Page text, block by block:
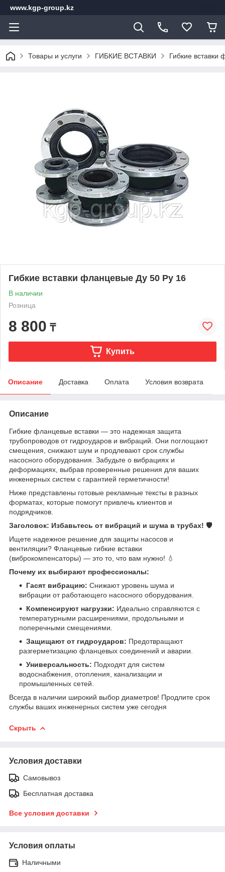
www.kgp-group.kz
Товары и услуги ГИБКИЕ ВСТАВКИ Гибкие
Гибкие вставки фланцевые Ду 50 Ру 16
В наличии
Розница
8 800 ₸
Купить
Описание Доставка Оплата Условия возврата
Описание
Гибкие фланцевые вставки — это надежная защита
трубопроводов от гидроударов и вибраций. Они поглощают
смещения, снижают шум и продлевают срок службы
насосного оборудования. Забудьте о вибрациях и
деформациях, выбрав проверенные решения для ваших
инженерных систем с гарантией герметичности!
Ниже представлены готовые рекламные тексты в разных
форматах, которые помогут привлечь клиентов и
подрядчиков.
Заголовок: Избавьтесь от вибраций и шума в трубах! 🛡
Ищете надежное решение для защиты насосов и
вентиляции? Фланцевые гибкие вставки
(виброкомпенсаторы) — это то, что вам нужно! 💧
Почему их выбирают профессионалы:
Гасят вибрацию: Снижают уровень шума и
вибрации от работающего насосного оборудования.
Компенсируют нагрузки: Идеально справляются с
температурными расширениями, продольными и
поперечными смещениями.
Защищают от гидроударов: Предотвращают
разгерметизацию фланцевых соединений и аварии.
Универсальность: Подходят для систем
водоснабжения, отопления, канализации и
промышленных сетей.
Всегда в наличии широкий выбор диаметров! Продлите срок
службы ваших инженерных систем уже сегодня
Скрыть
Условия доставки
Самовывоз
Бесплатная доставка
Все условия доставки
Условия оплаты
Наличными